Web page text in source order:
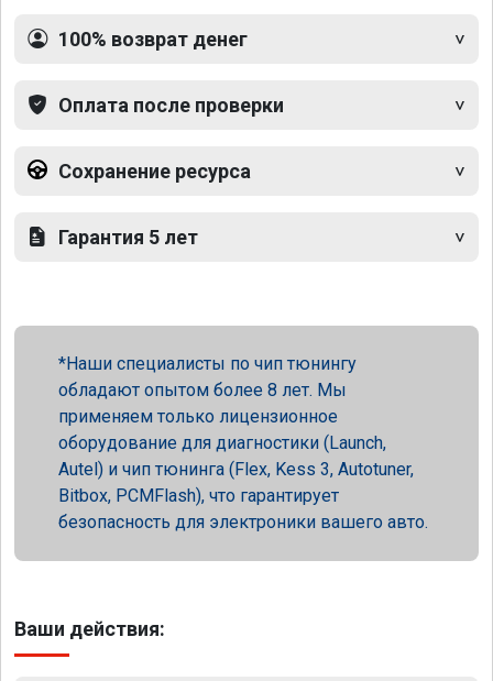
100% возврат денег
Оплата после проверки
Сохранение ресурса
Гарантия 5 лет
Наши специалисты по чип тюнингу
обладают опытом более 8 лет. Мы
применяем только лицензионное
оборудование для диагностики (Launch,
Autel) и чип тюнинга (Flex, Kess 3, Autotuner,
Bitbox, PCMFlash), что гарантирует
безопасность для электроники вашего авто.
Ваши действия: